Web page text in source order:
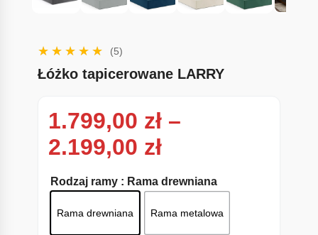
(5)
Łóżko tapicerowane LARRY
1.799,00 zł –
2.199,00 złZakres cen:
Rodzaj ramy : Rama drewniana
Rama drewniana Rama metalowa